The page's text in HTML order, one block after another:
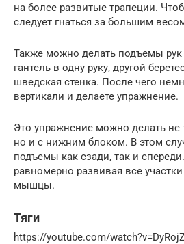
на более развитые трапеции.
следует гнаться за большим
Также можно делать подъемы рук
гантель в одну руку, другой
шведская стенка. После чего
вертикали и делаете упражнение.
Это упражнение можно делать не
но и с нижним блоком. В этом
подъемы как сзади, так и
равномерно развивая все
мышцы.
Тяги
https://youtube.com/